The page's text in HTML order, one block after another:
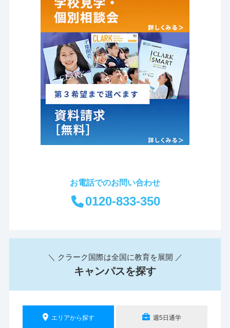
お電話でのお問い合わせ
0120-833-350
＼ クラーク国際は全国に教育を展開 ／
キャンパスを探す
エリアから探す 週5日通学